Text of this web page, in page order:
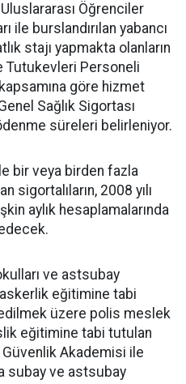
Uluslararası Öğrenciler
ile burslandırılan yabancı
stajı yapmakta olanların
Tutukevleri Personeli
göre hizmet
Sağlık Sigortası
süreleri belirleniyor.
bir veya birden fazla
sigortalıların, 2008 yılı
aylık hesaplamalarında
ve astsubay
eğitimine tabi
üzere polis meslek
eğitimine tabi tutulan
Akademisi ile
subay ve astsubay